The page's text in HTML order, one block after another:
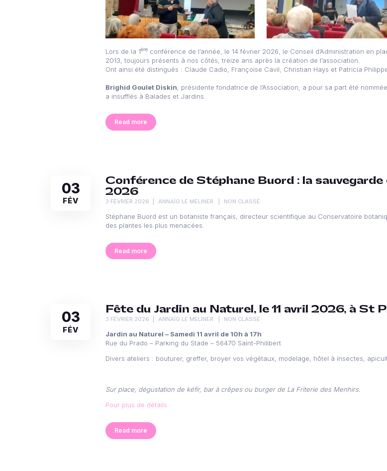
Lors de la 1ère conférence de l’année, le 14 février 2026, le Conseil d’Administration en
2013, toujours présents à nos côtés, treize ans après la création de l’association.
Ont ainsi été distingués : Claude Cadio, Françoise Cavil, Christian Hays et Patricia
Brighid Goulet Diskin , présidente fondatrice de l’Association, a pour sa part été nommée
a insufflés à Balades et Jardins.
Read more
03
FÉV
Conférence de Stéphane Buord : la sauvegarde
2026
3 FÉVRIER 2026 ANNAÏG LE MELINER NON CLASSÉ
Stéphane Buord est un botaniste français, directeur scientifique au Conservatoire
des plantes les plus menacées.
Read more
03
FÉV
Fête du Jardin au Naturel, le 11 avril 2026, à St
3 FÉVRIER 2026 ANNAÏG LE MELINER NON CLASSÉ
Jardin au Naturel – Samedi 11 avril de 10h à 17h
Rue du Prado – Parking du Stade – 56470 Saint-Philibert
Divers ateliers : bouturer, greffer, broyer vos végétaux, modelage, hôtel à insectes,
Sur place, dégustation de kéfir, bar à crêpes ou burger de La Friterie des Menhirs.
Pour plus de détails
Read more